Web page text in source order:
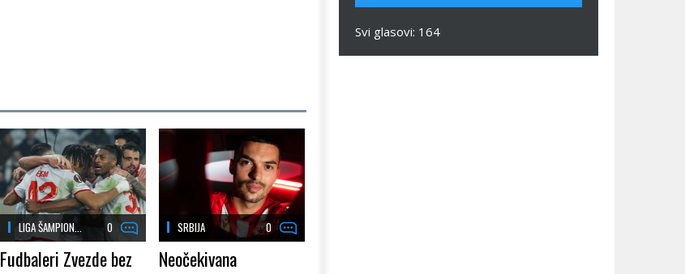
LIGA ŠAMPION... 0
Fudbaleri Zvezde bez
SRBIJA 0
Neočekivana
Svi glasovi: 164